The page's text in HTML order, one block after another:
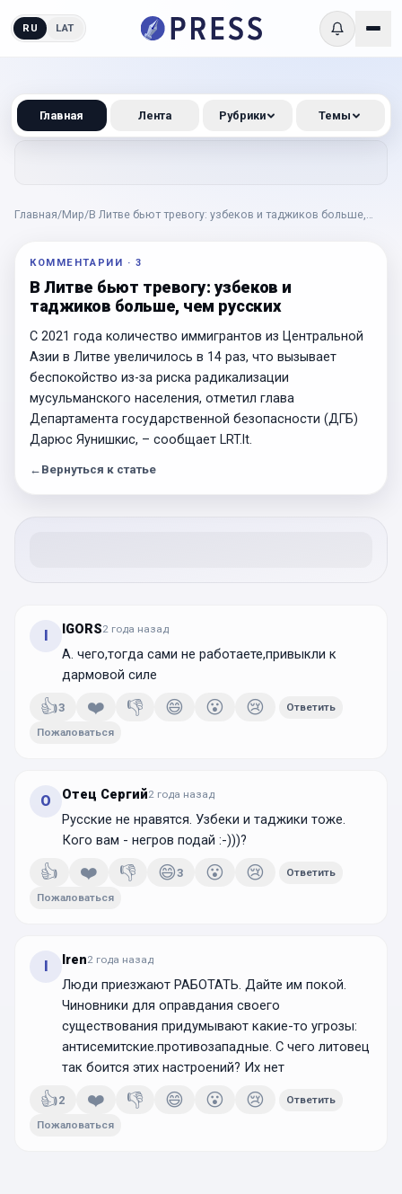
RU LAT
Главная/Мир/В Литве бьют тревогу: узбеков и таджиков больше,
КОММЕНТАРИИ · 3
В Литве бьют тревогу: узбеков и
таджиков больше, чем русских
С 2021 года количество иммигрантов из Центральной
Азии в Литве увеличилось в 14 раз, что вызывает
беспокойство из-за риска радикализации
мусульманского населения, отметил глава
Департамента государственной безопасности (ДГБ)
Дарюс Яунишкис, – сообщает LRT.lt.
← Вернуться к статье
I IGORS2 года назад
А. чего,тогда сами не работаете,привыкли к
дармовой силе
👍3 ❤️ 👎 😄 😮 😢 Ответить
Пожаловаться
О Отец Сергий2 года назад
Русские не нравятся. Узбеки и таджики тоже.
Кого вам - негров подай :-)))?
👍 ❤️ 👎 😄3 😮 😢 Ответить
Пожаловаться
I Iren2 года назад
Люди приезжают РАБОТАТЬ. Дайте им покой.
Чиновники для оправдания своего
существования придумывают какие-то угрозы:
антисемитские.противозападные. С чего литовец
так боится этих настроений? Их нет
👍2 ❤️ 👎 😄 😮 😢 Ответить
Пожаловаться
Главная Лента Рубрики Темы